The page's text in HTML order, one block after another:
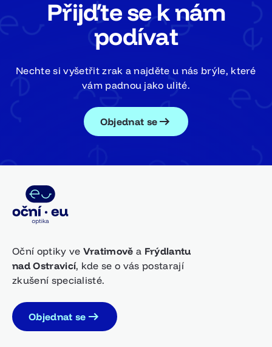
Přijďte se k nám
podívat
Nechte si vyšetřit zrak a najděte u nás brýle, které
vám padnou jako ulité.
Objednat se
Oční optiky ve Vratimově a Frýdlantu
nad Ostravicí, kde se o vás postarají
zkušení specialisté.
Objednat se